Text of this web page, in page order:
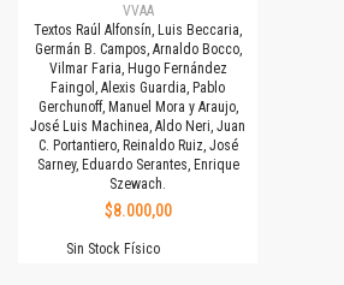
VVAA
Textos Raúl Alfonsín, Luis Beccaria,
Germán B. Campos, Arnaldo Bocco,
Vilmar Faria, Hugo Fernández
Faingol, Alexis Guardia, Pablo
Gerchunoff, Manuel Mora y Araujo,
José Luis Machinea, Aldo Neri, Juan
C. Portantiero, Reinaldo Ruiz, José
Sarney, Eduardo Serantes, Enrique
Szewach.
$8.000,00
Sin Stock Físico